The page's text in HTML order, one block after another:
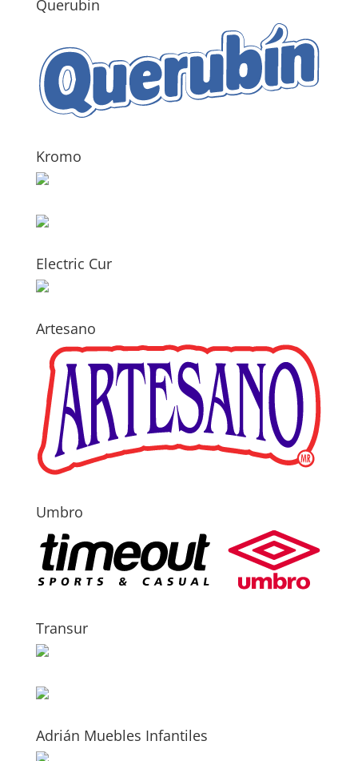
Querubin
Kromo
Electric Cur
Artesano
Umbro
Transur
Adrián Muebles Infantiles